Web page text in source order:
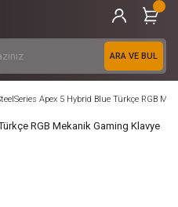
ARA VE BUL
Apex 5 Hybrid Blue Türkçe RGB